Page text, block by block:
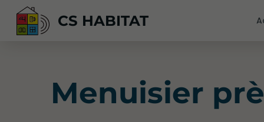
CS HABITAT
Menuisier